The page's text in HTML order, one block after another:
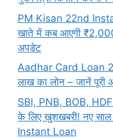
PM Kisan 22nd
खाते में कब आएगी
अपडेट
Aadhar Card Loan
लाख का लोन – जानें पूरी
SBI, PNB, BOB,
के लिए खुशखबरी! नए
Instant Loan